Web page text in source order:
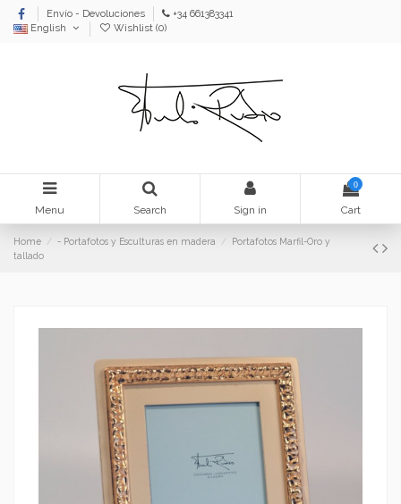
Envío - Devoluciones
+34 661383341
English
Wishlist (0)
Menu Search Sign in
0
Cart
Home - Portafotos y Esculturas en madera
Portafotos Marfil-Oro y
tallado